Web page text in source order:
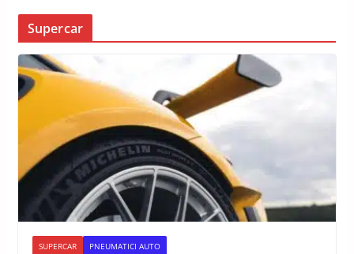
Supercar
SUPERCAR PNEUMATICI AUTO